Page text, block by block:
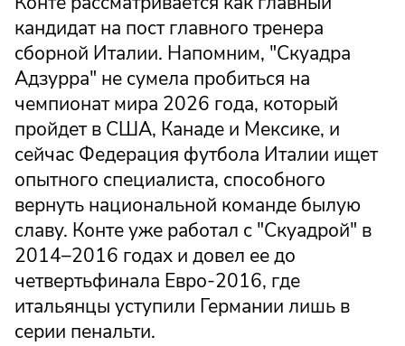
кандидат на пост главного тренера
сборной Италии. Напомним, "Скуадра
Адзурра" не сумела пробиться на
чемпионат мира 2026 года, который
пройдет в США, Канаде и Мексике, и
сейчас Федерация футбола Италии ищет
опытного специалиста, способного
вернуть национальной команде былую
славу. Конте уже работал с "Скуадрой" в
2014–2016 годах и довел ее до
четвертьфинала Евро-2016, где
итальянцы уступили Германии лишь в
серии пенальти.